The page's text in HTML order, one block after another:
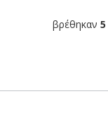
βρέθηκαν 5